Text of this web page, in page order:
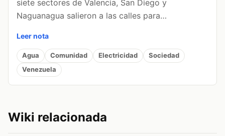
siete sectores de Valencia, San Diego y
Naguanagua salieron a las calles para…
Leer nota
Agua Comunidad Electricidad
Sociedad
Venezuela
Wiki relacionada